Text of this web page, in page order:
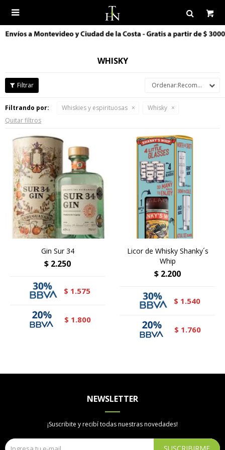

WHISKY
Recomendados
Filtrando por: Whiskies y espirituosas
Whisky
Quitar filtros
Gin Sur 34
$ 2.250
$ 1.575
$ 1.800
Licor de Whisky Shanky´s
Whip
$ 2.200
$ 1.540
$ 1.760
NEWSLETTER
¡Suscribite y recibí todas nuestras novedades!
SUSCRIBIRME